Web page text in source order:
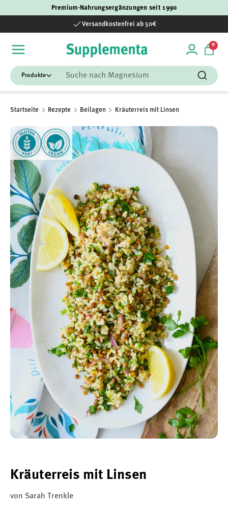
Premium-Nahrungsergänzungen seit 1990
Versandkostenfrei ab 50€
Einloggen
00
Suchen
Suchen
Startseite Rezepte Beilagen Kräuterreis mit Linsen
Kräuterreis mit Linsen
von Sarah Trenkle